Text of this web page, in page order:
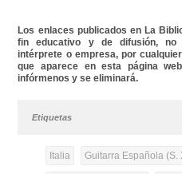
Los enlaces publicados en La
fin educativo y de difusión, no
intérprete o empresa, por
que aparece en esta página
infórmenos y se eliminará.
Etiquetas
Italia Guitarra Española (S.